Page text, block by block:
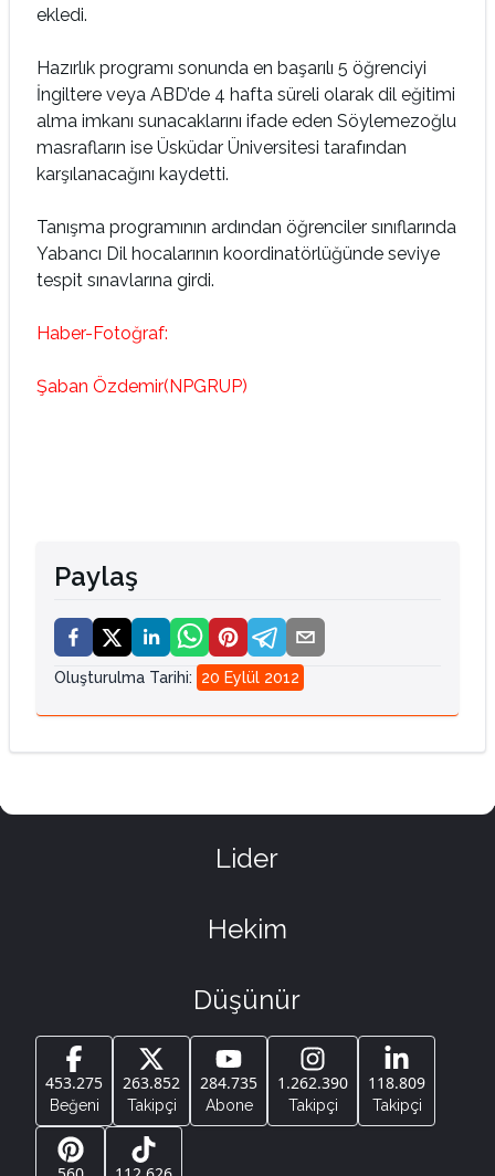
ekledi.
Hazırlık programı sonunda en başarılı 5 öğrenciyi
İngiltere veya ABD’de 4 hafta süreli olarak dil eğitimi
alma imkanı sunacaklarını ifade eden Söylemezoğlu
masrafların ise Üsküdar Üniversitesi tarafından
karşılanacağını kaydetti.
Tanışma programının ardından öğrenciler sınıflarında
Yabancı Dil hocalarının koordinatörlüğünde seviye
tespit sınavlarına girdi.
Haber-Fotoğraf:
Şaban Özdemir(NPGRUP)
Paylaş
Oluşturulma Tarihi: 20 Eylül 2012
Lider
Hekim
Düşünür
453.275
Beğeni
263.852
Takipçi
284.735
Abone
1.262.390
Takipçi
118.809
Takipçi